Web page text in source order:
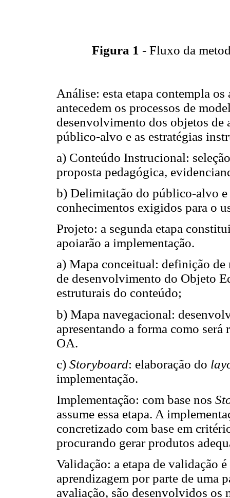
Figura 1 - Fluxo da
Análise: esta etapa contempla
antecedem os processos de
desenvolvimento dos objetos de
público-alvo e as estratégias
a) Conteúdo Instrucional:
proposta pedagógica,
b) Delimitação do público-alvo e
conhecimentos exigidos para o
Projeto: a segunda etapa
apoiarão a implementação.
a) Mapa conceitual: definição de
de desenvolvimento do Objeto
estruturais do conteúdo;
b) Mapa navegacional:
apresentando a forma como será
OA.
c) Storyboard: elaboração do
implementação.
Implementação: com base nos
assume essa etapa. A
concretizado com base em
procurando gerar produtos
Validação: a etapa de validação
aprendizagem por parte de uma
avaliação, são desenvolvidos os